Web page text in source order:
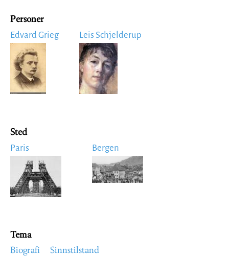
Personer
Edvard Grieg
Image
Leis Schjelderup
Image
Sted
Paris
Image
Bergen
Image
Tema
Biografi
Sinnstilstand